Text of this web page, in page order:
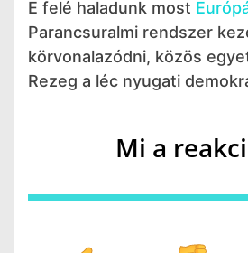
E felé haladunk most
Parancsuralmi rendszer
körvonalazódni, közös
Rezeg a léc nyugati
Mi a